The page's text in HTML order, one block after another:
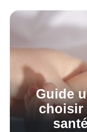
Guide
choisir